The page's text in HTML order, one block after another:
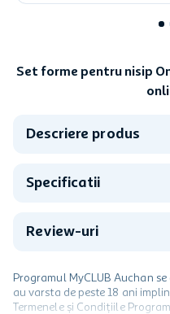
Set forme pentru nisip
Descriere produs
Specificatii
Review-uri
Programul MyCLUB Auchan
au varsta de peste 18 ani
Termenele și Condițiile